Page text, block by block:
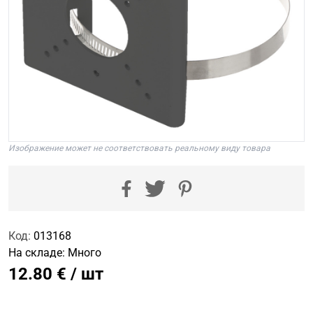
Изображение может не соответствовать реальному виду товара
Код: 013168
На складе: Много
12.80 € / шт